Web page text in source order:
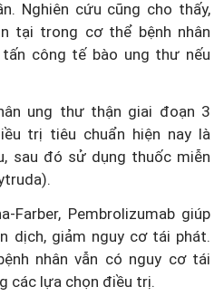
Nghiên cứu cũng cho thấy,
tại trong cơ thể bệnh nhân
công tế bào ung thư nếu
ung thư thận giai đoạn 3
trị tiêu chuẩn hiện nay là
sau đó sử dụng thuốc miễn
Farber, Pembrolizumab giúp
dịch, giảm nguy cơ tái phát.
nhân vẫn có nguy cơ tái
các lựa chọn điều trị.